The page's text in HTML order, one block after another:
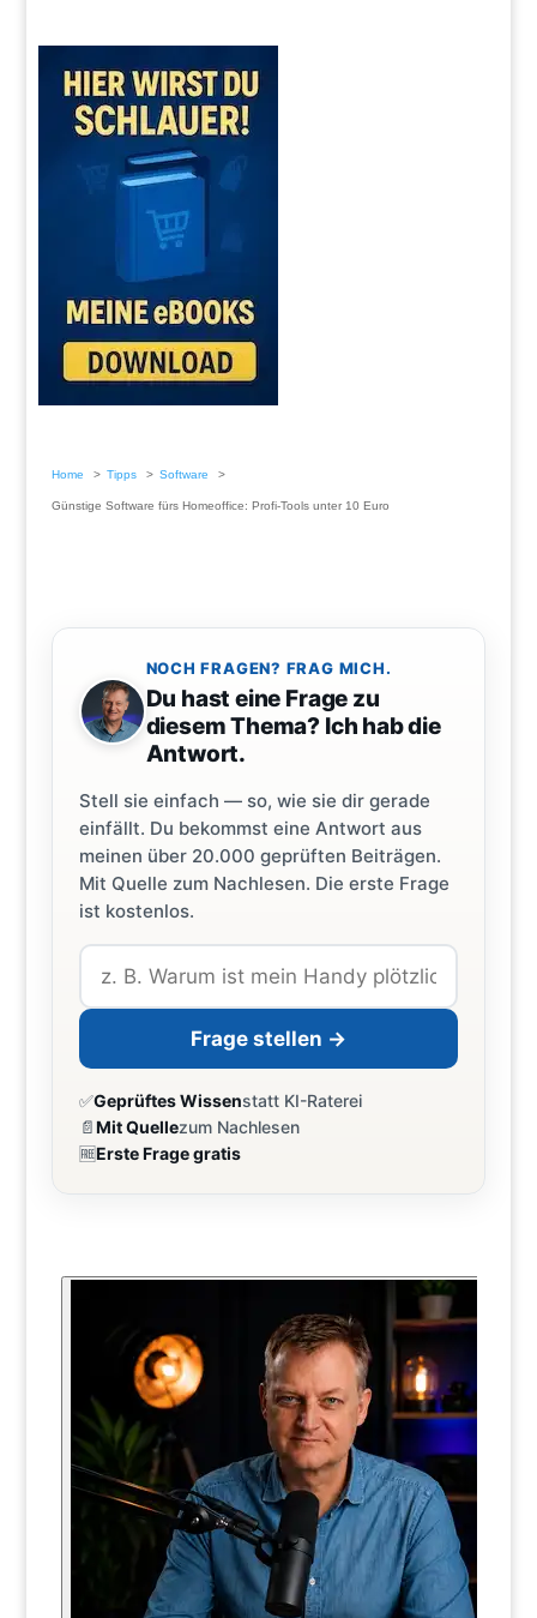
Home Tipps Software
Günstige Software fürs Homeoffice: Profi-Tools unter 10 Euro
NOCH FRAGEN? FRAG MICH.
Du hast eine Frage zu
diesem Thema? Ich hab die
Antwort.
Stell sie einfach — so, wie sie dir gerade
einfällt. Du bekommst eine Antwort aus
meinen über 20.000 geprüften Beiträgen.
Mit Quelle zum Nachlesen. Die erste Frage
ist kostenlos.
Frage stellen →
✅Geprüftes Wissenstatt KI-Raterei
📄Mit Quellezum Nachlesen
🆓Erste Frage gratis